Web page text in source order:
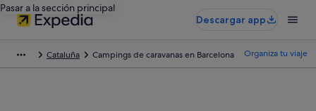
Pasar a la sección principal
Descargar app
Cataluña Campings de caravanas en Barcelona Organiza tu viaje